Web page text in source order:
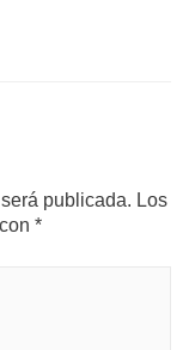
publicada. Los
*